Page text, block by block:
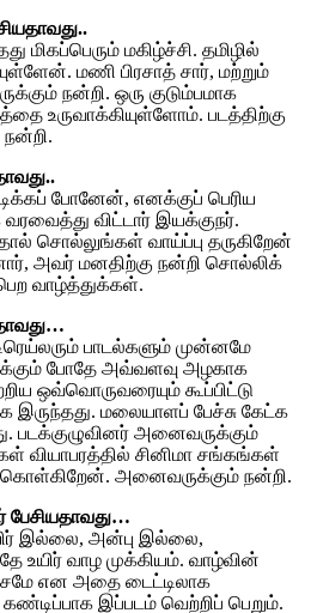
மிகப்பெரும் மகிழ்ச்சி. தமிழில்
மணி பிரசாத் சார், மற்றும்
நன்றி. ஒரு குடும்பமாக
உருவாக்கியுள்ளோம். படத்திற்கு
போனேன், எனக்குப் பெரிய
வரவைத்து விட்டார் இயக்குநர்.
சொல்லுங்கள் வாய்ப்பு தருகிறேன்
அவர் மனதிற்கு நன்றி சொல்லிக்
வாழ்த்துக்கள்.
பாடல்களும் முன்னமே
போதே அவ்வளவு அழகாக
ஒவ்வொருவரையும் கூப்பிட்டு
இருந்தது. மலையாளப் பேச்சு கேட்க
படக்குழுவினர் அனைவருக்கும்
வியாபரத்தில் சினிமா சங்கங்கள்
அனைவருக்கும் நன்றி.
பேசியதாவது…
இல்லை, அன்பு இல்லை,
உயிர் வாழ முக்கியம். வாழ்வின்
என அதை டைட்டிலாக
இப்படம் வெற்றிப் பெறும்.